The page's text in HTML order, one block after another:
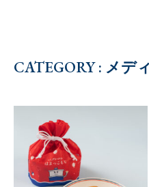
CATEGORY : メデ